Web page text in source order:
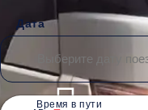
Дата
Время в пути